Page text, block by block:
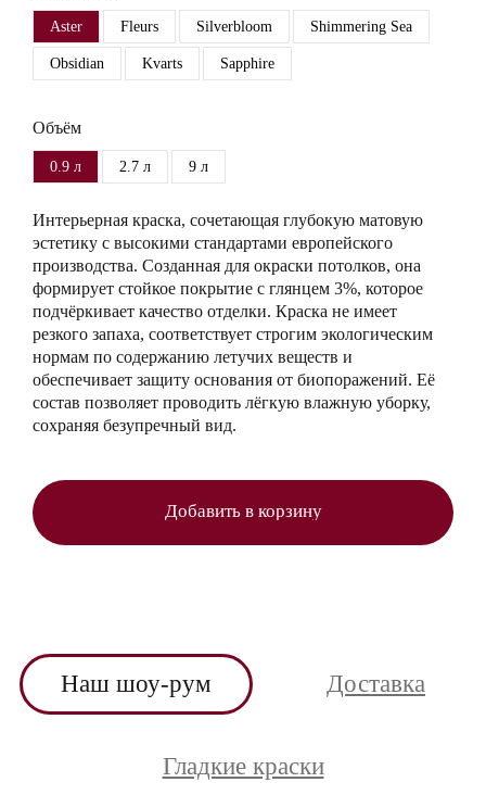
Aster Fleurs Silverbloom Shimmering Sea
Obsidian Kvarts Sapphire
Объём
0.9 л 2.7 л 9 л
Интерьерная краска, сочетающая глубокую матовую
эстетику с высокими стандартами европейского
производства. Созданная для окраски потолков, она
формирует стойкое покрытие с глянцем 3%, которое
подчёркивает качество отделки. Краска не имеет
резкого запаха, соответствует строгим экологическим
нормам по содержанию летучих веществ и
обеспечивает защиту основания от биопоражений. Её
состав позволяет проводить лёгкую влажную уборку,
сохраняя безупречный вид.
Добавить в корзину
Наш шоу-рум Доставка
Гладкие краски